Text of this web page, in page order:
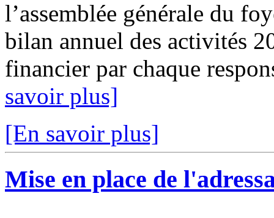
l’assemblée générale du
bilan annuel des activités
financier par chaque
savoir plus]
[En savoir plus]
Mise en place de